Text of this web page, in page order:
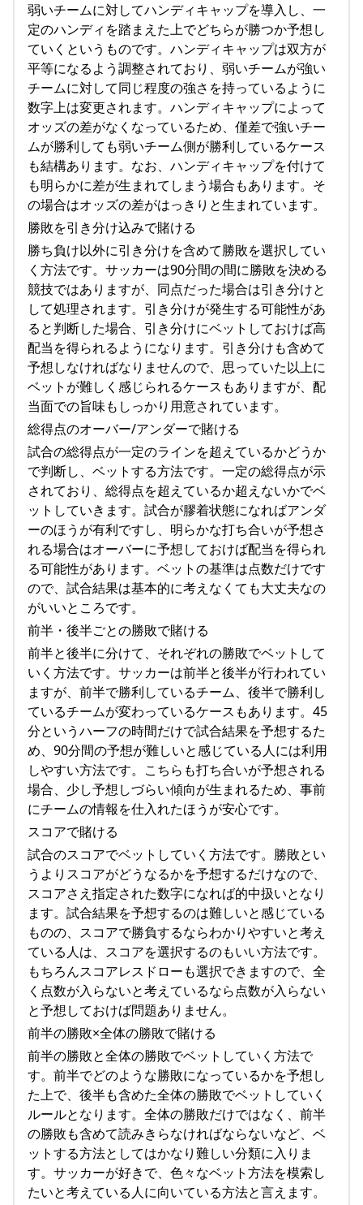
弱いチームに対してハンディキャップを導入し、一
定のハンディを踏まえた上でどちらが勝つか予想し
ていくというものです。ハンディキャップは双方が
平等になるよう調整されており、弱いチームが強い
チームに対して同じ程度の強さを持っているように
数字上は変更されます。ハンディキャップによって
オッズの差がなくなっているため、僅差で強いチー
ムが勝利しても弱いチーム側が勝利しているケース
も結構あります。なお、ハンディキャップを付けて
も明らかに差が生まれてしまう場合もあります。そ
の場合はオッズの差がはっきりと生まれています。
勝敗を引き分け込みで賭ける
勝ち負け以外に引き分けを含めて勝敗を選択してい
く方法です。サッカーは90分間の間に勝敗を決める
競技ではありますが、同点だった場合は引き分けと
して処理されます。引き分けが発生する可能性があ
ると判断した場合、引き分けにベットしておけば高
配当を得られるようになります。引き分けも含めて
予想しなければなりませんので、思っていた以上に
ベットが難しく感じられるケースもありますが、配
当面での旨味もしっかり用意されています。
総得点のオーバー/アンダーで賭ける
試合の総得点が一定のラインを超えているかどうか
で判断し、ベットする方法です。一定の総得点が示
されており、総得点を超えているか超えないかでベ
ットしていきます。試合が膠着状態になればアンダ
ーのほうが有利ですし、明らかな打ち合いが予想さ
れる場合はオーバーに予想しておけば配当を得られ
る可能性があります。ベットの基準は点数だけです
ので、試合結果は基本的に考えなくても大丈夫なの
がいいところです。
前半・後半ごとの勝敗で賭ける
前半と後半に分けて、それぞれの勝敗でベットして
いく方法です。サッカーは前半と後半が行われてい
ますが、前半で勝利しているチーム、後半で勝利し
ているチームが変わっているケースもあります。45
分というハーフの時間だけで試合結果を予想するた
め、90分間の予想が難しいと感じている人には利用
しやすい方法です。こちらも打ち合いが予想される
場合、少し予想しづらい傾向が生まれるため、事前
にチームの情報を仕入れたほうが安心です。
スコアで賭ける
試合のスコアでベットしていく方法です。勝敗とい
うよりスコアがどうなるかを予想するだけなので、
スコアさえ指定された数字になれば的中扱いとなり
ます。試合結果を予想するのは難しいと感じている
ものの、スコアで勝負するならわかりやすいと考え
ている人は、スコアを選択するのもいい方法です。
もちろんスコアレスドローも選択できますので、全
く点数が入らないと考えているなら点数が入らない
と予想しておけば問題ありません。
前半の勝敗×全体の勝敗で賭ける
前半の勝敗と全体の勝敗でベットしていく方法で
す。前半でどのような勝敗になっているかを予想し
た上で、後半も含めた全体の勝敗でベットしていく
ルールとなります。全体の勝敗だけではなく、前半
の勝敗も含めて読みきらなければならないなど、ベ
ットする方法としてはかなり難しい分類に入りま
す。サッカーが好きで、色々なベット方法を模索し
たいと考えている人に向いている方法と言えます。